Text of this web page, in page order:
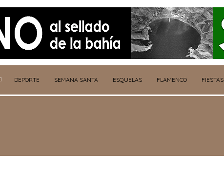
DEPORTE SEMANA SANTA ESQUELAS FLAMENCO FIESTAS